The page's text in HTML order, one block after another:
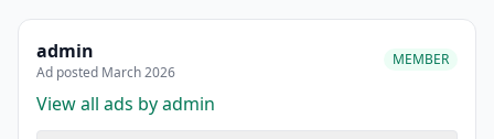
admin
Ad posted March 2026
MEMBER
View all ads by admin